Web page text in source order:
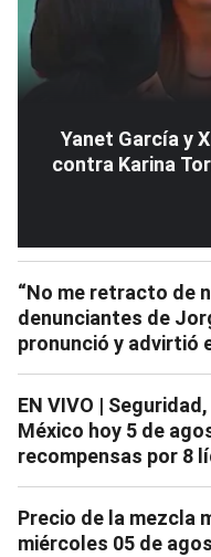
Yanet García y
contra Karina
“No me retracto de
denunciantes de
pronunció y advirtió
EN VIVO |
México hoy 5 de
recompensas por 8
Precio de la mezcla
miércoles 05 de